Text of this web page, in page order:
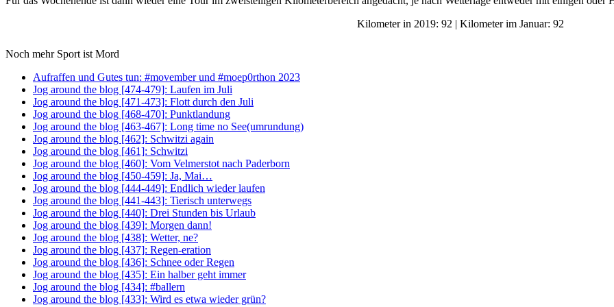
Kilometer in 2019: 92 | Kilometer im Januar: 92
Noch mehr Sport ist Mord
Aufraffen und Gutes tun: #movember und #moep0rthon 2023
Jog around the blog [474-479]: Laufen im Juli
Jog around the blog [471-473]: Flott durch den Juli
Jog around the blog [468-470]: Punktlandung
Jog around the blog [463-467]: Long time no See(umrundung)
Jog around the blog [462]: Schwitzi again
Jog around the blog [461]: Schwitzi
Jog around the blog [460]: Vom Velmerstot nach Paderborn
Jog around the blog [450-459]: Ja, Mai…
Jog around the blog [444-449]: Endlich wieder laufen
Jog around the blog [441-443]: Tierisch unterwegs
Jog around the blog [440]: Drei Stunden bis Urlaub
Jog around the blog [439]: Morgen dann!
Jog around the blog [438]: Wetter, ne?
Jog around the blog [437]: Regen-eration
Jog around the blog [436]: Schnee oder Regen
Jog around the blog [435]: Ein halber geht immer
Jog around the blog [434]: #ballern
Jog around the blog [433]: Wird es etwa wieder grün?